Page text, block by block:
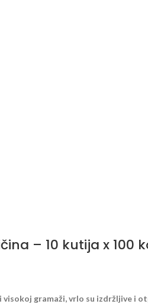
– 10 kutija x 100
gramaži, vrlo su izdržljive i